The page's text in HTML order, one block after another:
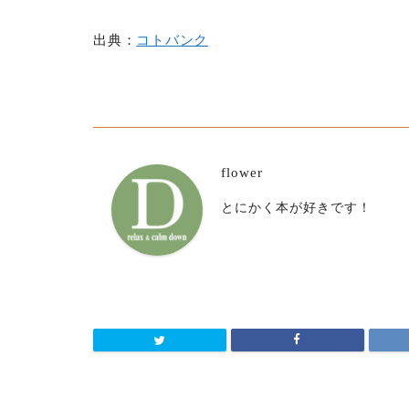
出典： コトバンク
flower
とにかく本が好きです！